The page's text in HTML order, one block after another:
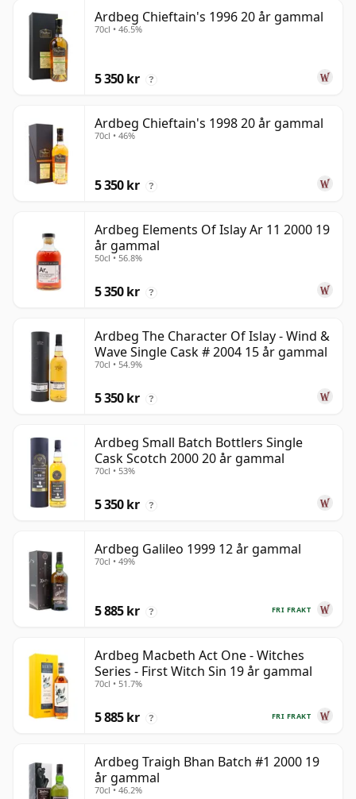
Ardbeg Chieftain's 1996 20 år gammal
70cl • 46.5%
5 350 kr ?
Ardbeg Chieftain's 1998 20 år gammal
70cl • 46%
5 350 kr ?
Ardbeg Elements Of Islay Ar 11 2000 19
år gammal
50cl • 56.8%
5 350 kr ?
Ardbeg The Character Of Islay - Wind &
Wave Single Cask # 2004 15 år gammal
70cl • 54.9%
5 350 kr ?
Ardbeg Small Batch Bottlers Single
Cask Scotch 2000 20 år gammal
70cl • 53%
5 350 kr ?
Ardbeg Galileo 1999 12 år gammal
70cl • 49%
FRI FRAKT
5 885 kr ?
Ardbeg Macbeth Act One - Witches
Series - First Witch Sin 19 år gammal
70cl • 51.7%
FRI FRAKT
5 885 kr ?
Ardbeg Traigh Bhan Batch #1 2000 19
år gammal
70cl • 46.2%